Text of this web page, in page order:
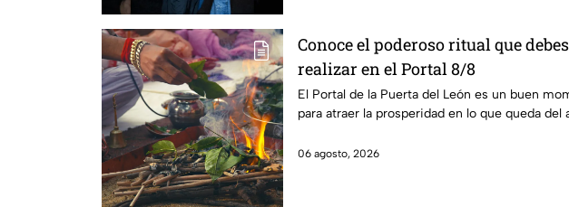
Conoce el poderoso ritual que debes
realizar en el Portal 8/8
El Portal de la Puerta del León es un buen
para atraer la prosperidad en lo que queda del
06 agosto, 2026